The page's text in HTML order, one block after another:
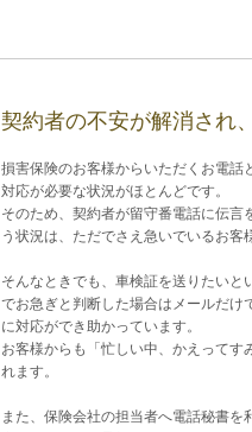
契約者の不安が解消され
損害保険のお客様からいただくお電話
対応が必要な状況がほとんどです。
そのため、契約者が留守番電話に伝
う状況は、ただでさえ急いでいるお客
そんなときでも、車検証を送りたいと
でお急ぎと判断した場合はメールだけ
に対応ができ助かっています。
お客様からも「忙しい中、かえってす
れます。
また、保険会社の担当者へ電話秘書